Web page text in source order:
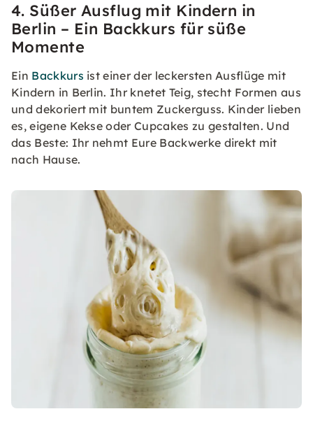
4. Süßer Ausflug mit Kindern in
Berlin – Ein Backkurs für süße
Momente
Ein Backkurs ist einer der leckersten Ausflüge mit
Kindern in Berlin. Ihr knetet Teig, stecht Formen aus
und dekoriert mit buntem Zuckerguss. Kinder lieben
es, eigene Kekse oder Cupcakes zu gestalten. Und
das Beste: Ihr nehmt Eure Backwerke direkt mit
nach Hause.